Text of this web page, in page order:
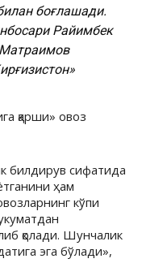
боғлашади.
Райимбек
қарши» овоз
билдирув сифатида
ҳам
кўпи
қолади. Шунчалик
эга бўлади»,